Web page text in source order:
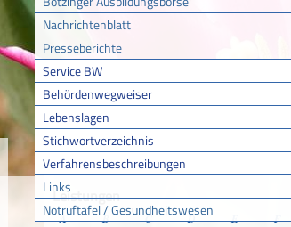
Nachrichtenblatt
Presseberichte
Service BW
Behördenwegweiser
Lebenslagen
Stichwortverzeichnis
Verfahrensbeschreibungen
Links
Notruftafel / Gesundheitswesen
Sie sind hier:Startseite /Aktuell /
Leistungen
A B C D E F